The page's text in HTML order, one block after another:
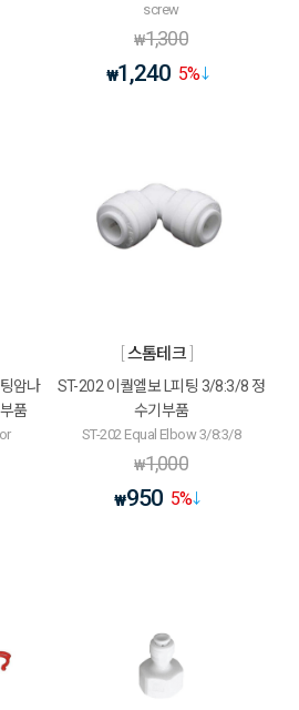
screw
₩1,300
₩1,240 5%
암나
품
스톰테크
ST-202 이퀄엘보 L피팅 3/8:3/8 정
수기부품
ST-202 Equal Elbow 3/8:3/8
₩1,000
₩950 5%